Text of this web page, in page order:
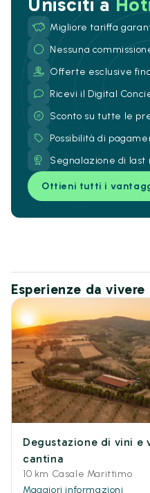
Migliore tariffa
Nessuna
Offerte esclusive
Ricevi il Digital
Sconto su tutte le
Possibilità di
Segnalazione di last
Ottieni tutti i
Esperienze da vivere
Degustazione di vini e
cantina
10 km Casale Marittimo
Maggiori informazioni